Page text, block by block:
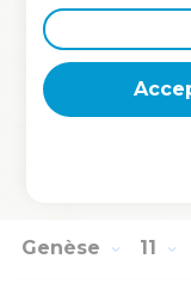
Ils habitèrent
de l'est.
Voilà quels sont
langue dans leurs
Tels sont les
nations qui se sont
Genèse 11